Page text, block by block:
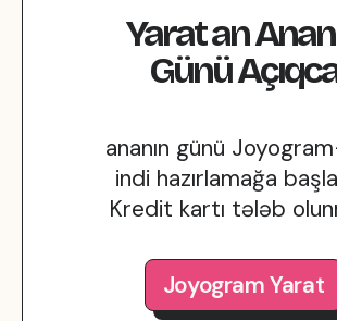
Yaratan
Günü
ananın günü Joyogram-
indi hazırlamağa
Kredit kartı tələb
Joyogram Yarat